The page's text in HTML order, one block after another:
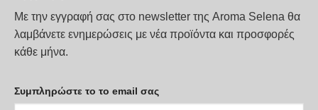
παραλλαγές.
Οι
Με την εγγραφή σας στο newsletter της Aroma Selena θα
λαμβάνετε ενημερώσεις με νέα προϊόντα και προσφορές
κάθε μήνα.
Συμπληρώστε το το email σας